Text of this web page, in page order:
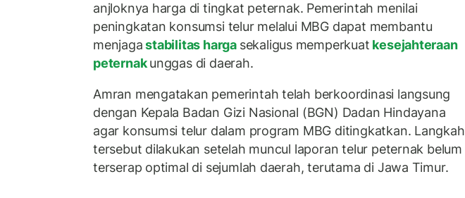
anjloknya harga di tingkat peternak. Pemerintah menilai
peningkatan konsumsi telur melalui MBG dapat membantu
menjagastabilitas harga sekaligus memperkuat kesejahteraan
peternakunggas di daerah.
Amran mengatakan pemerintah telah berkoordinasi langsung
dengan Kepala Badan Gizi Nasional (BGN) Dadan Hindayana
agar konsumsi telur dalam program MBG ditingkatkan. Langkah
tersebut dilakukan setelah muncul laporan telur peternak belum
terserap optimal di sejumlah daerah, terutama di Jawa Timur.